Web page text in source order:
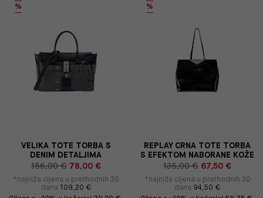
%
VELIKA TOTE TORBA S
DENIM DETALJIMA
156,00 € 78,00 €
*najniža cijena u prethodnih 30
dana 109,20 €
%
REPLAY CRNA TOTE TORBA
S EFEKTOM NABORANE KOŽE
135,00 € 67,50 €
*najniža cijena u prethodnih 30
dana 94,50 €